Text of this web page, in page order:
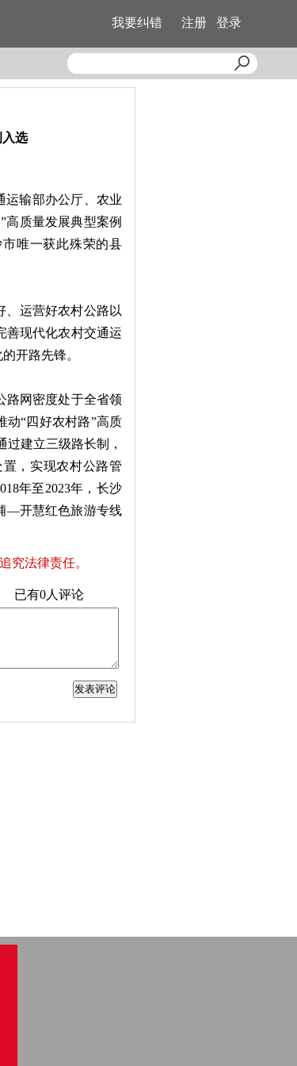
我要纠错 注册 登录
选
输部办公厅、农业
高质量发展典型案例
唯一获此殊荣的县
运营好农村公路以
善现代化农村交通运
开路先锋。
网密度处于全省领
动“四好农村路”高质
过建立三级路长制，
，实现农村公路管
年至2023年，长沙
—开慧红色旅游专线
究法律责任。
已有0人评论